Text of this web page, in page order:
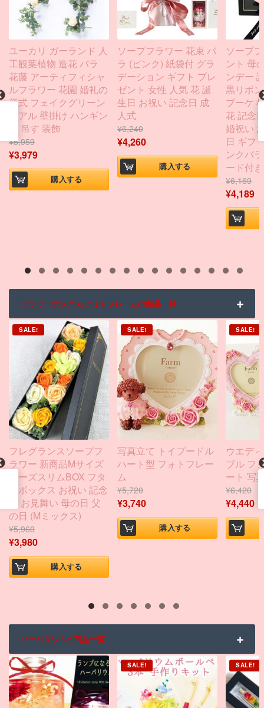
ユーカリ ガーランド 人
工観葉植物 造花 バラ
花藤 アーティフィシャ
ルフラワー 花園 婚礼の
儀式 フェイクグリーン
リアル 壁掛け ハンギン
グ 吊す 装飾
¥5,959
¥3,979
購入する
ソープフラワー 花束 バ
ラ (ピンク) 紙袋付 グラ
デーション ギフト プレ
ゼント 女性 人気 花 誕
生日 お祝い 記念日 成
人式
¥6,240
¥4,260
購入する
ソープ
ント 母
ンデー
黒リボ
ブーケ
花 記念
婚祝い
日 ギフ
ンクバ
ード付き
¥6,169
¥4,189
フラワーボックス/フォトフレームの商品一覧
SALE!
フレグランスソープフ
ラワー 新商品Mサイズ
ローズスリムBOX フタ
付ボックス お祝い 記念
日 お見舞い 母の日 父
の日 (Mミックス)
¥5,960
¥3,980
購入する
SALE!
写真立て トイプードル
ハート型 フォトフレー
ム
¥5,720
¥3,740
購入する
SALE!
ウエデ
ブル フ
ート 写
¥6,420
¥4,440
ハーバリウムの商品一覧
SALE! SALE!